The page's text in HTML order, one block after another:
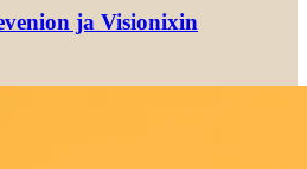
ja Visionixin